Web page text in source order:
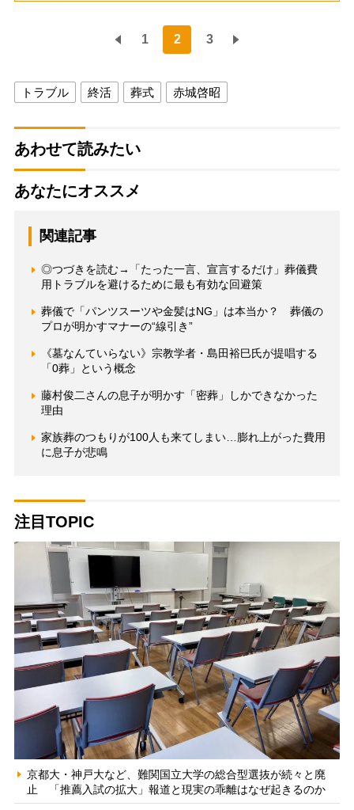
1 2 3
トラブル 終活 葬式 赤城啓昭
あわせて読みたい
あなたにオススメ
関連記事
◎つづきを読む→「たった一言、宣言するだけ」葬儀費
用トラブルを避けるために最も有効な回避策
葬儀で「パンツスーツや金髪はNG」は本当か？ 葬儀の
プロが明かすマナーの“線引き”
《墓なんていらない》宗教学者・島田裕巳氏が提唱する
「0葬」という概念
藤村俊二さんの息子が明かす「密葬」しかできなかった
理由
家族葬のつもりが100人も来てしまい…膨れ上がった費用
に息子が悲鳴
注目TOPIC
京都大・神戸大など、難関国立大学の総合型選抜が続々と廃
止 「推薦入試の拡大」報道と現実の乖離はなぜ起きるのか